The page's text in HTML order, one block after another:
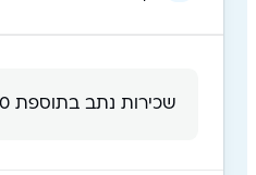
שכירות נתב בתוספת 39.90 ₪ לחודש